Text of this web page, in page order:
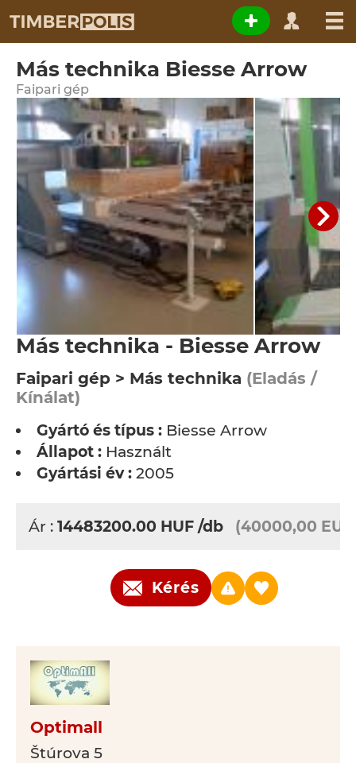
Más technika Biesse Arrow
Faipari gép
Más technika - Biesse Arrow
Faipari gép > Más technika (Eladás /
Kínálat)
Gyártó és típus : Biesse Arrow
Állapot : Használt
Gyártási év : 2005
Ár : 14483200.00 HUF /db (40000,00
Kérés
Optimall
Štúrova 5